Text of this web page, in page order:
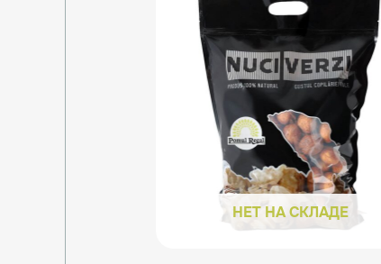
НЕТ НА СКЛАДЕ